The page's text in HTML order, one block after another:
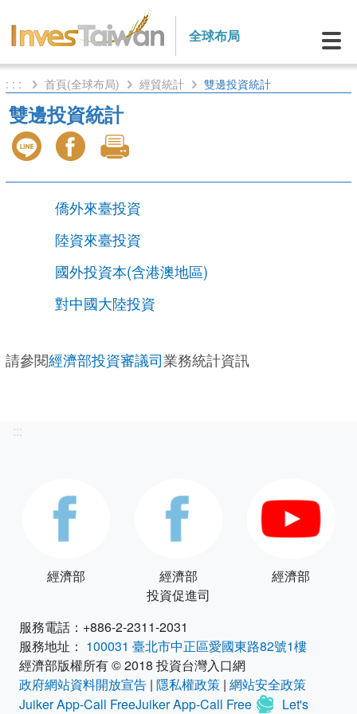
全球布局
: : : 首頁(全球布局) 經貿統計 雙邊投資統計
雙邊投資統計
僑外來臺投資
陸資來臺投資
國外投資本(含港澳地區)
對中國大陸投資
請參閱經濟部投資審議司業務統計資訊
:::
經濟部
經濟部
投資促進司
經濟部
服務電話：+886-2-2311-2031
服務地址： 100031 臺北市中正區愛國東路82號1樓
經濟部版權所有 © 2018 投資台灣入口網
政府網站資料開放宣告 | 隱私權政策 | 網站安全政策
Juiker App-Call FreeJuiker App-Call Free
Let's